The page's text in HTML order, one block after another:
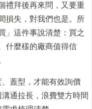
禮拜後再來問，又要重
損失，對我們也是。所
」這件事說清楚：買之
什麼樣的廠商值得信
蓋型 ，才能有效詢價
通拉長，浪費雙方時間